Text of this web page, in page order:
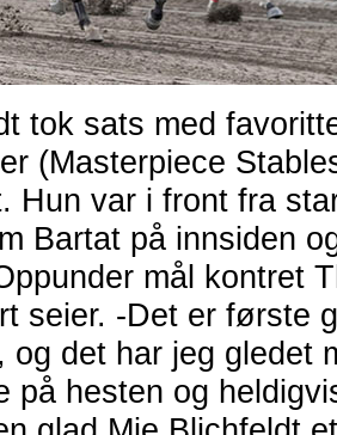
tok sats med
(Masterpiece
Hun var i front fra
Bartat på innsiden
mål kontret
seier. -Det er første
og det har jeg gledet
på hesten og